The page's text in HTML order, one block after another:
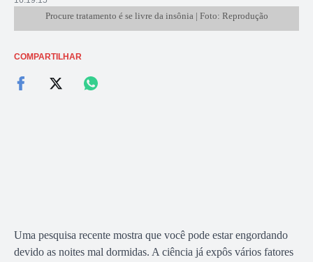
Procure tratamento é se livre da insônia | Foto: Reprodução
COMPARTILHAR
Uma pesquisa recente mostra que você pode estar engordando
devido as noites mal dormidas. A ciência já expôs vários fatores